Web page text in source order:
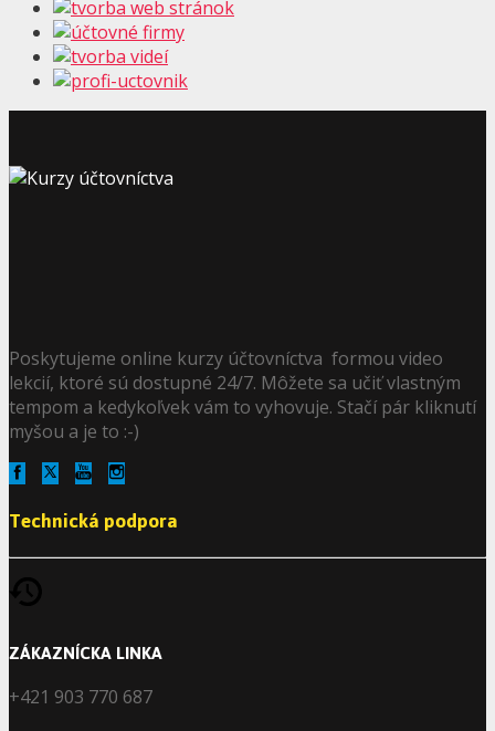
Poskytujeme online kurzy účtovníctva formou video
lekcií, ktoré sú dostupné 24/7. Môžete sa učiť vlastným
tempom a kedykoľvek vám to vyhovuje. Stačí pár kliknutí
myšou a je to :-)
Technická podpora
ZÁKAZNÍCKA LINKA
+421 903 770 687